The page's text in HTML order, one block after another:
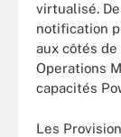
virtualisé.
notification
aux côtés
Operations
capacités
Les